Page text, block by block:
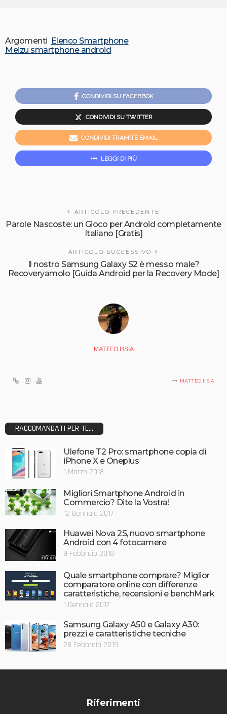
Argomenti Elenco Smartphone
Meizu smartphone android
CONDIVIDI SU FACEBBOK
CONDIVIDI SU TWITTER
CONDIVIDI TRAMITE EMAIL
LEGGI DI PIÙ
ARTICOLO PRECEDENTE
Parole Nascoste: un Gioco per Android completamente
Italiano [Gratis]
ARTICOLO SUCCESSIVO
Il nostro Samsung Galaxy S2 è messo male?
Recoveryamolo [Guida Android per la Recovery Mode]
MATTEO HSIA
MATTEO HSIA
RACCOMANDATI PER TE...
Ulefone T2 Pro: smartphone copia di
iPhone X e Oneplus
1 Marzo 2018
Migliori Smartphone Android in
Commercio? Dite la Vostra!
12 Gennaio 2017
Huawei Nova 2S, nuovo smartphone
Android con 4 fotocamere
9 Febbraio 2018
Quale smartphone comprare? Miglior
comparatore online con differenze
caratteristiche, recensioni e benchMark
1 Gennaio 2017
Samsung Galaxy A50 e Galaxy A30:
prezzi e caratteristiche tecniche
28 Febbraio 2019
Riferimenti